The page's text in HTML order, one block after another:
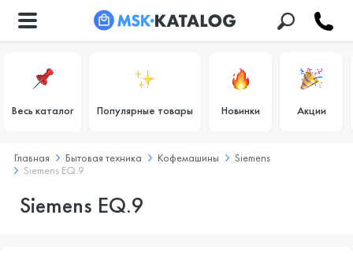
Весь каталог Популярные товары Новинки Акции
Главная Бытовая техника Кофемашины
Siemens
Siemens EQ.9
Siemens EQ.9